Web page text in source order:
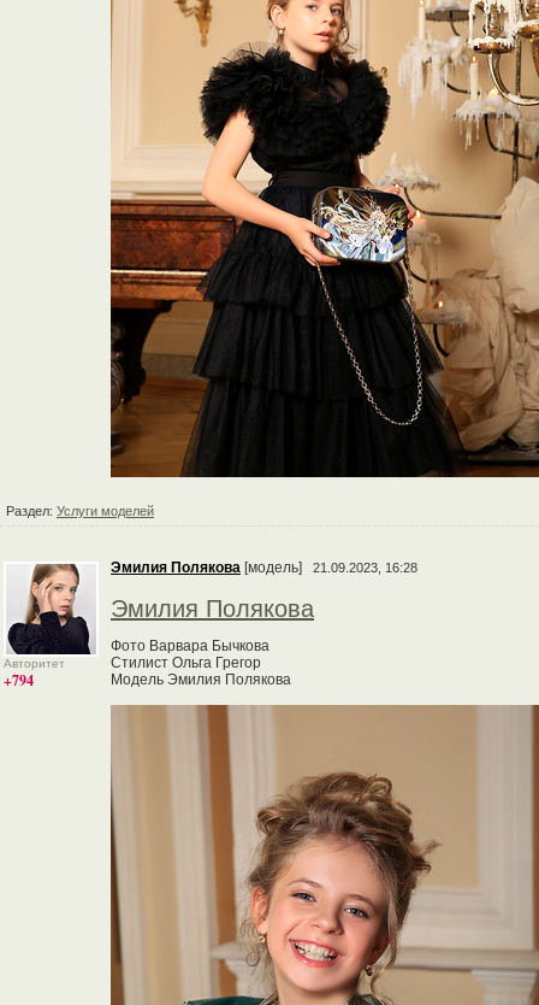
Раздел: Услуги моделей
Авторитет
+794
Эмилия Полякова [модель] 21.09.2023, 16:28
Эмилия Полякова
Фото Варвара Бычкова
Стилист Ольга Грегор
Модель Эмилия Полякова